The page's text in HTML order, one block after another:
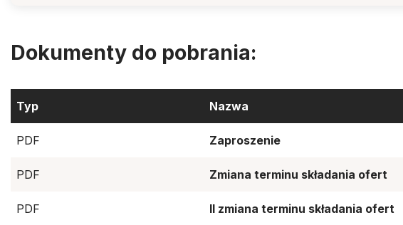
Dokumenty do pobrania:
Typ Nazwa
PDF Zaproszenie
PDF Zmiana terminu składania ofert
PDF II zmiana terminu składania ofert